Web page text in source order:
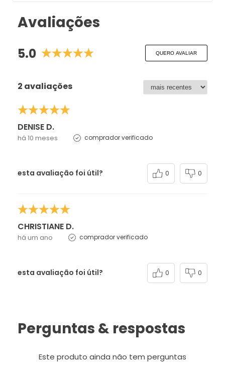
Avaliações
5.0 QUERO AVALIAR
2 avaliações
DENISE D.
há 10 meses comprador verificado
esta avaliação foi útil? 0 0
CHRISTIANE D.
há um ano comprador verificado
esta avaliação foi útil? 0 0
Perguntas & respostas
Este produto ainda não tem perguntas